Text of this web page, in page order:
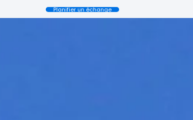
Planifier un échange